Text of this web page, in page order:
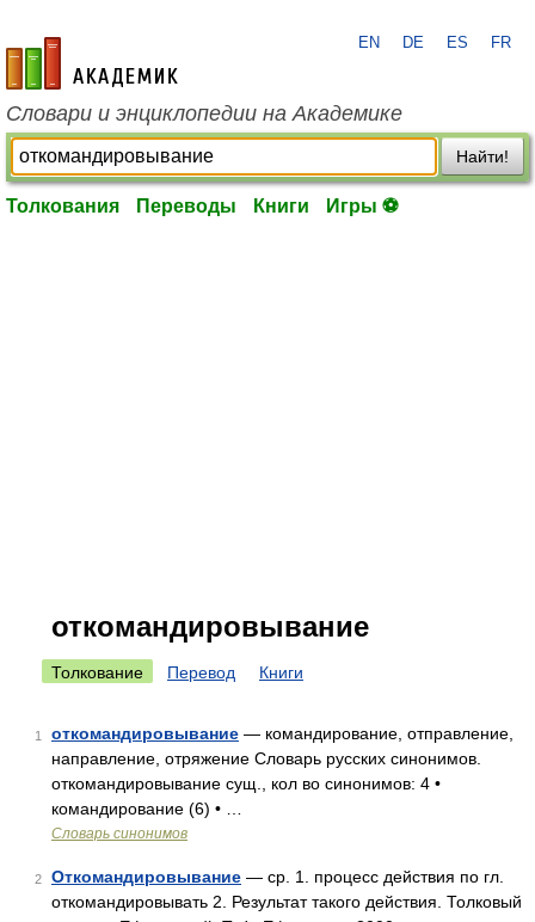
academic.ru
EN DE ES FR
Словари и энциклопедии на Академике
Найти!
Толкования Переводы Книги Игры ⚽
откомандировывание
Толкование Перевод Книги
1 откомандировывание — командирование, отправление,
направление, отряжение Словарь русских синонимов.
откомандировывание сущ., кол во синонимов: 4 •
командирование (6) • …
Словарь синонимов
2 Откомандировывание — ср. 1. процесс действия по гл.
откомандировывать 2. Результат такого действия. Толковый